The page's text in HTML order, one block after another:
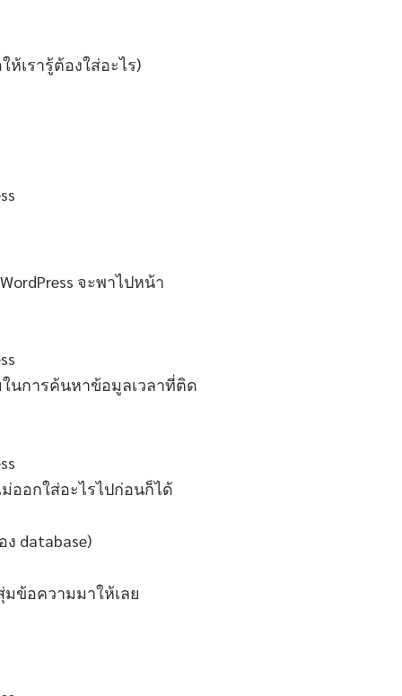
ห้เรารู้ต้องใส่อะไร)
จะพาไปหน้า
นการค้นหาข้อมูลเวลาที่ติด
ม่ออกใส่อะไรไปก่อนก็ได้
ง database)
มข้อความมาให้เลย